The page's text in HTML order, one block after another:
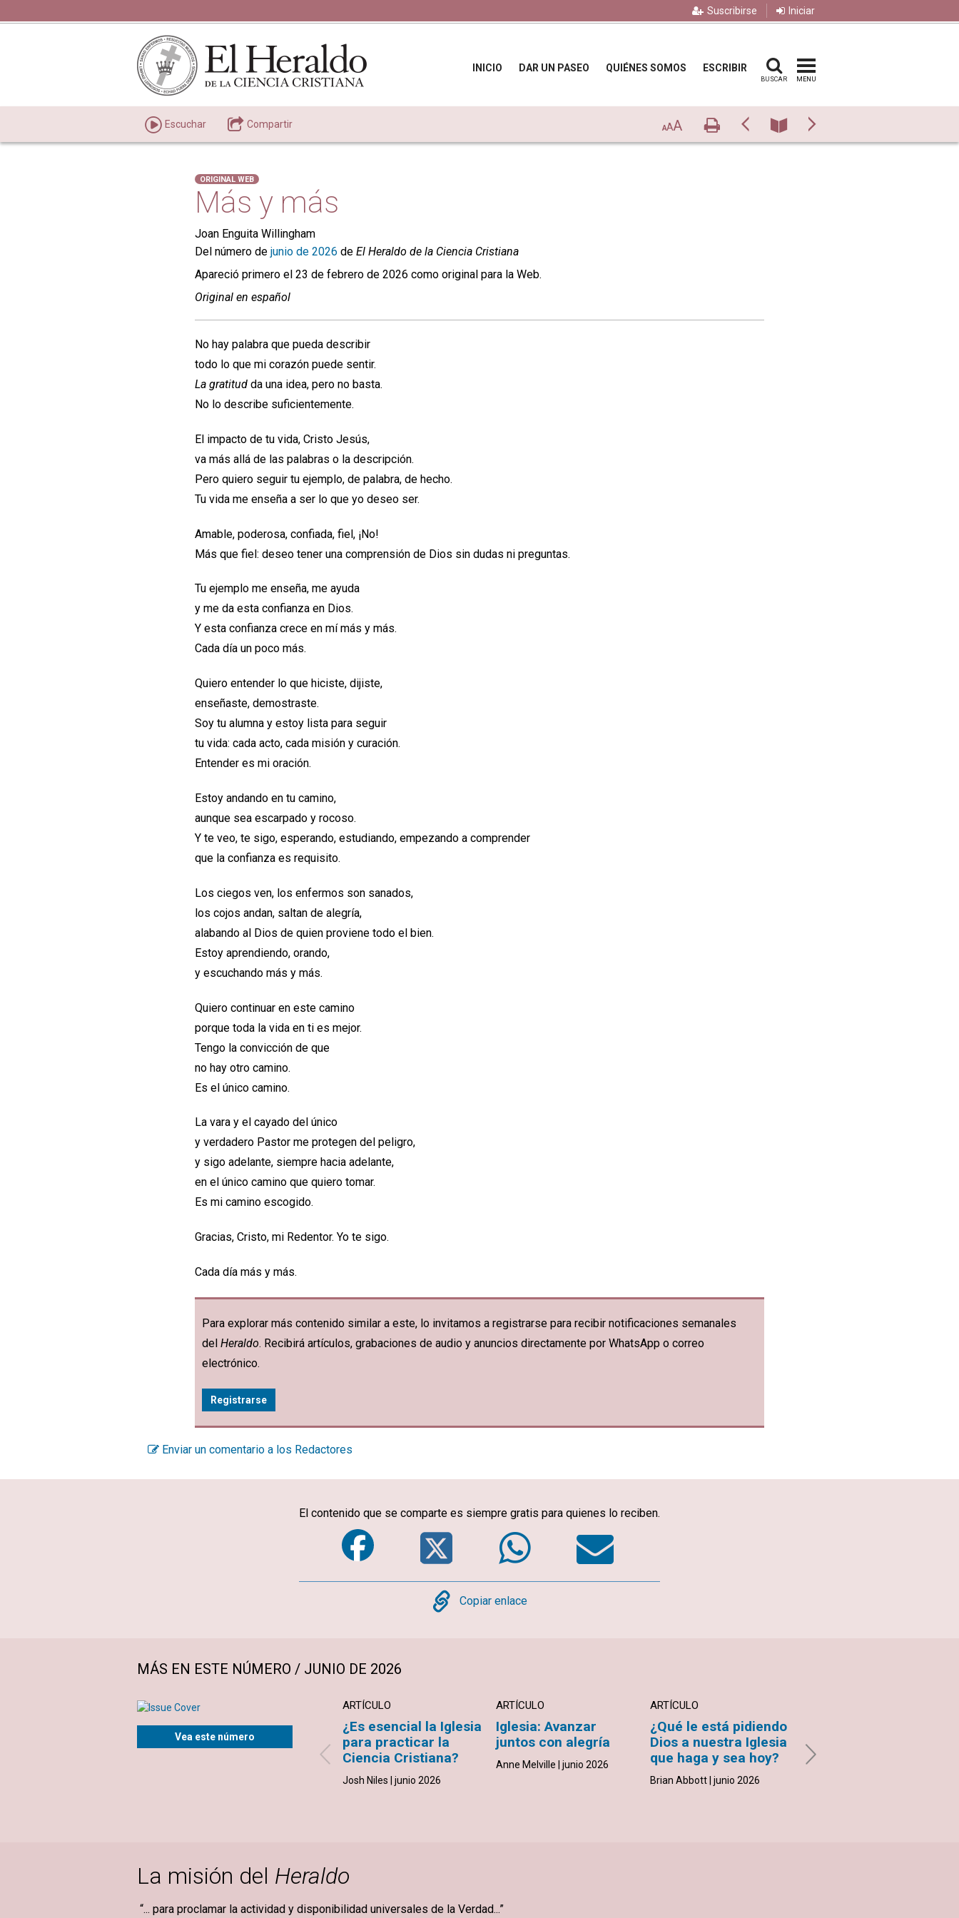
Suscribirse Iniciar
INICIO DAR UN PASEO QUIÉNES SOMOS ESCRIBIR
BUSCAR MENU
Escuchar Compartir AAA ImprimirPrevio NúmeroSiguiente
ORIGINAL WEB
Más y más
Joan Enguita Willingham
Del número de junio de 2026 de El Heraldo de la Ciencia Cristiana
Apareció primero el 23 de febrero de 2026 como original para la Web.
Original en español
No hay palabra que pueda describir
todo lo que mi corazón puede sentir.
La gratitud da una idea, pero no basta.
No lo describe suficientemente.
El impacto de tu vida, Cristo Jesús,
va más allá de las palabras o la descripción.
Pero quiero seguir tu ejemplo, de palabra, de hecho.
Tu vida me enseña a ser lo que yo deseo ser.
Amable, poderosa, confiada, fiel, ¡No!
Más que fiel: deseo tener una comprensión de Dios sin dudas ni preguntas.
Tu ejemplo me enseña, me ayuda
y me da esta confianza en Dios.
Y esta confianza crece en mí más y más.
Cada día un poco más.
Quiero entender lo que hiciste, dijiste,
enseñaste, demostraste.
Soy tu alumna y estoy lista para seguir
tu vida: cada acto, cada misión y curación.
Entender es mi oración.
Estoy andando en tu camino,
aunque sea escarpado y rocoso.
Y te veo, te sigo, esperando, estudiando, empezando a comprender
que la confianza es requisito.
Los ciegos ven, los enfermos son sanados,
los cojos andan, saltan de alegría,
alabando al Dios de quien proviene todo el bien.
Estoy aprendiendo, orando,
y escuchando más y más.
Quiero continuar en este camino
porque toda la vida en ti es mejor.
Tengo la convicción de que
no hay otro camino.
Es el único camino.
La vara y el cayado del único
y verdadero Pastor me protegen del peligro,
y sigo adelante, siempre hacia adelante,
en el único camino que quiero tomar.
Es mi camino escogido.
Gracias, Cristo, mi Redentor. Yo te sigo.
Cada día más y más.
Para explorar más contenido similar a este, lo invitamos a registrarse para recibir notificaciones semanales
del Heraldo. Recibirá artículos, grabaciones de audio y anuncios directamente por WhatsApp o correo
electrónico.
Registrarse
Enviar un comentario a los Redactores
El contenido que se comparte es siempre gratis para quienes lo reciben.
FacebookTwitterWhatsApp
Email
Copy
Copiar enlace
MÁS EN ESTE NÚMERO / JUNIO DE 2026
Vea este número
ARTÍCULO
¿Es esencial la Iglesia
para practicar la
Ciencia Cristiana?
Josh Niles | junio 2026
ARTÍCULO
Iglesia: Avanzar
juntos con alegría
Anne Melville | junio 2026
ARTÍCULO
¿Qué le está pidiendo
Dios a nuestra Iglesia
que haga y sea hoy?
Brian Abbott | junio 2026
hacia la enfermería
de la Ciencia
La misión del Heraldo
“... para proclamar la actividad y disponibilidad universales de la Verdad...”